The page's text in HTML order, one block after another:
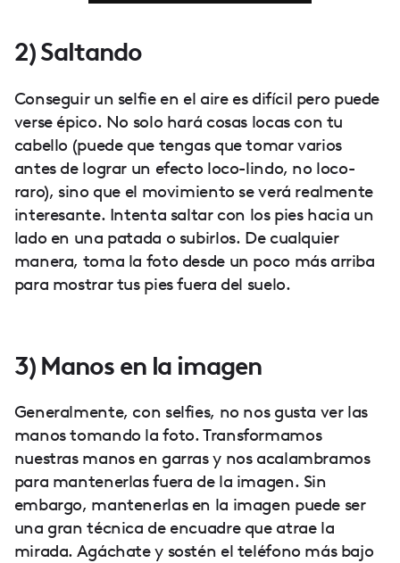
2) Saltando
Conseguir un selfie en el aire es difícil pero puede
verse épico. No solo hará cosas locas con tu
cabello (puede que tengas que tomar varios
antes de lograr un efecto loco-lindo, no loco-
raro), sino que el movimiento se verá realmente
interesante. Intenta saltar con los pies hacia un
lado en una patada o subirlos. De cualquier
manera, toma la foto desde un poco más arriba
para mostrar tus pies fuera del suelo.
3) Manos en la imagen
Generalmente, con selfies, no nos gusta ver las
manos tomando la foto. Transformamos
nuestras manos en garras y nos acalambramos
para mantenerlas fuera de la imagen. Sin
embargo, mantenerlas en la imagen puede ser
una gran técnica de encuadre que atrae la
mirada. Agáchate y sostén el teléfono más bajo